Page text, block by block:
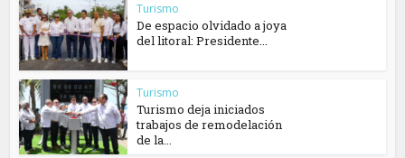
Turismo
De espacio olvidado a joya
del litoral: Presidente...
Turismo
Turismo deja iniciados
trabajos de remodelación
de la...